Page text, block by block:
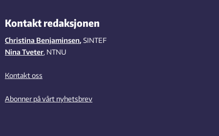
Kontakt redaksjonen
Christina Benjaminsen, SINTEF
Nina Tveter, NTNU
Kontakt oss
Abonner på vårt nyhetsbrev